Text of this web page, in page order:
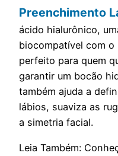
Preenchimento
ácido hialurônico,
biocompatível com
perfeito para quem
garantir um bocão
também ajuda a
lábios, suaviza as
a simetria facial.
Leia Também: